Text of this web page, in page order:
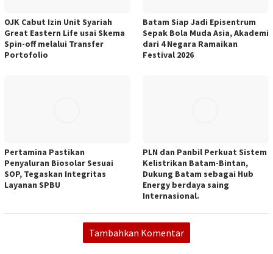
OJK Cabut Izin Unit Syariah
Great Eastern Life usai Skema
Spin-off melalui Transfer
Portofolio
Batam Siap Jadi Episentrum
Sepak Bola Muda Asia, Akademi
dari 4 Negara Ramaikan
Festival 2026
Pertamina Pastikan
Penyaluran Biosolar Sesuai
SOP, Tegaskan Integritas
Layanan SPBU
PLN dan Panbil Perkuat Sistem
Kelistrikan Batam-Bintan,
Dukung Batam sebagai Hub
Energy berdaya saing
Internasional.
Tambahkan Komentar